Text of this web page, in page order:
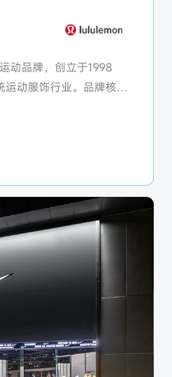
动品牌，创立于1998
运动服饰行业。品牌核心
高单价、强用户粘性成
扩展男装、鞋履品类向
越阿迪达斯。